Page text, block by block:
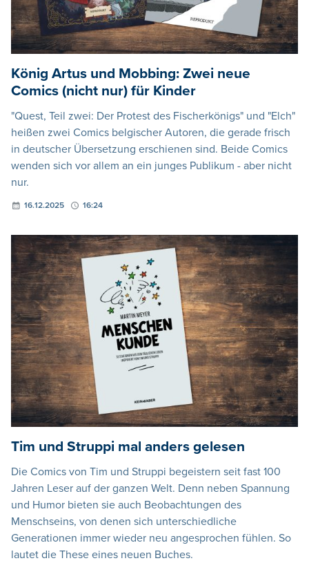
König Artus und Mobbing: Zwei neue
Comics (nicht nur) für Kinder
"Quest, Teil zwei: Der Protest des Fischerkönigs" und "Elch"
heißen zwei Comics belgischer Autoren, die gerade frisch
in deutscher Übersetzung erschienen sind. Beide Comics
wenden sich vor allem an ein junges Publikum - aber nicht
nur.
16.12.2025 16:24
Tim und Struppi mal anders gelesen
Die Comics von Tim und Struppi begeistern seit fast 100
Jahren Leser auf der ganzen Welt. Denn neben Spannung
und Humor bieten sie auch Beobachtungen des
Menschseins, von denen sich unterschiedliche
Generationen immer wieder neu angesprochen fühlen. So
lautet die These eines neuen Buches.